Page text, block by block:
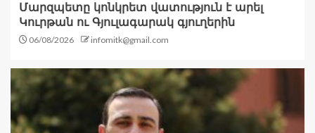
Մարզպետը կոնկրետ վատություն է արել
Կուրթան ու Գյուլագարակ գյուղերին
06/08/2026 infomitk@gmail.com